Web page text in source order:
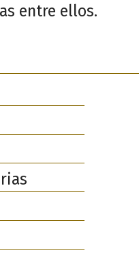
entre ellos.